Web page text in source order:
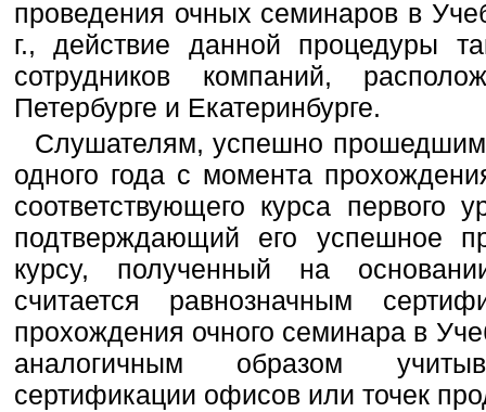
проведения очных семинаров в
г., действие данной процедуры
сотрудников компаний,
Петербурге и Екатеринбурге.
Слушателям, успешно
одного года с момента
соответствующего курса первого
подтверждающий его успешное
курсу, полученный на
считается равнозначным
прохождения очного семинара в
аналогичным образом
сертификации офисов или точек